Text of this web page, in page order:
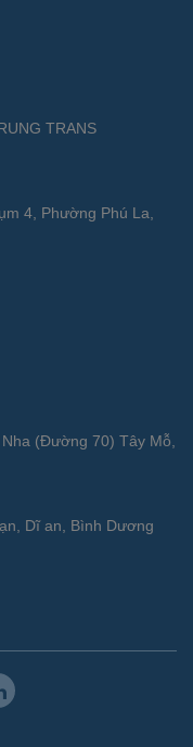
TRANS
4, Phường Phú La,
(Đường 70) Tây Mỗ,
Dĩ an, Bình Dương